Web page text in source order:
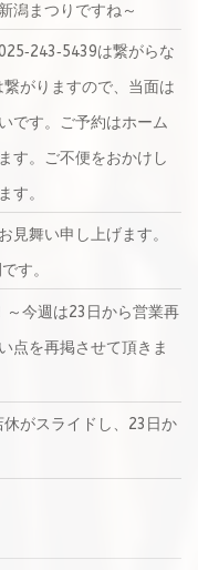
まつりですね～
は繋がらな
がりますので、当面は
です。ご予約はホーム
す。ご不便をおかけし
す。
見舞い申し上げます。
す。
今週は23日から営業再
点を再掲させて頂きま
がスライドし、23日か